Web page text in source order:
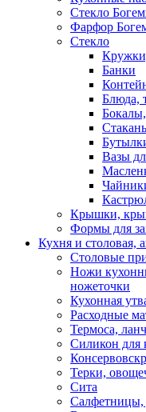
Стекло
Фарфор
Стекло
Банки
Блюда,
Вазы
Крышки,
Формы для
Кухня и столовая,
Столовые
Ножи
ножеточки
Кухонная
Расходные
Термоса,
Силикон для
Терки,
Сита
Салфетницы,